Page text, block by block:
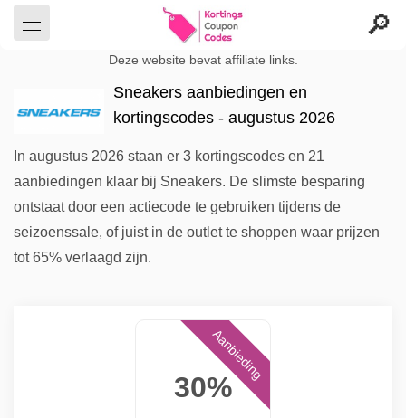
Deze website bevat affiliate links.
Sneakers aanbiedingen en
kortingscodes - augustus 2026
In augustus 2026 staan er 3 kortingscodes en 21
aanbiedingen klaar bij Sneakers. De slimste besparing
ontstaat door een actiecode te gebruiken tijdens de
seizoenssale, of juist in de outlet te shoppen waar prijzen
tot 65% verlaagd zijn.
30%
Aanbieding